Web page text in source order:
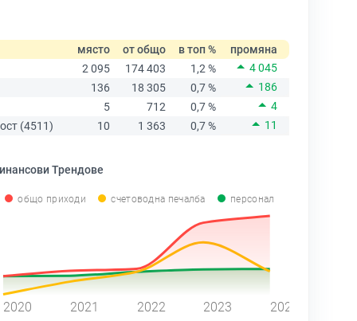
място от общо в топ %
промяна
2 095
174 403 1,2 %
4 045
136
18 305 0,7 %
186
5
712 0,7 %
4
(4511)
10 1 363 0,7 % 11
Трендове
общо приходи счетоводна печалба персонал
2020 2021 2022 2023 2024